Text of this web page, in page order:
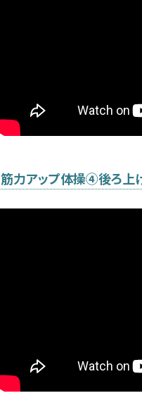
筋力アップ体操④後ろ上